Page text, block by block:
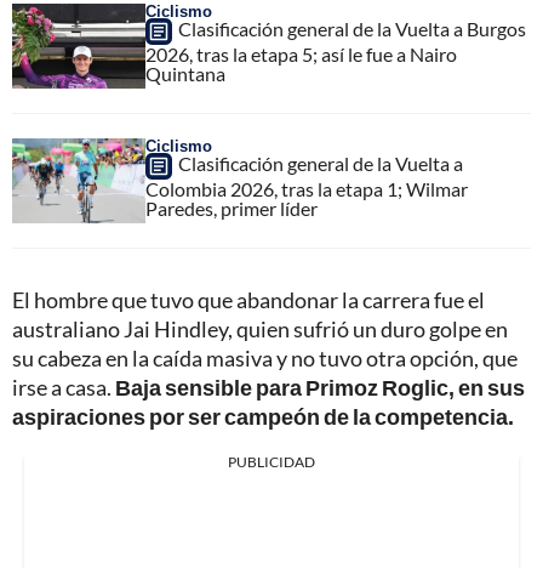
Ciclismo
Clasificación general de la Vuelta a Burgos
2026, tras la etapa 5; así le fue a Nairo
Quintana
Ciclismo
Clasificación general de la Vuelta a
Colombia 2026, tras la etapa 1; Wilmar
Paredes, primer líder
El hombre que tuvo que abandonar la carrera fue el
australiano Jai Hindley, quien sufrió un duro golpe en
su cabeza en la caída masiva y no tuvo otra opción, que
irse a casa. Baja sensible para Primoz Roglic, en sus
aspiraciones por ser campeón de la competencia.
PUBLICIDAD